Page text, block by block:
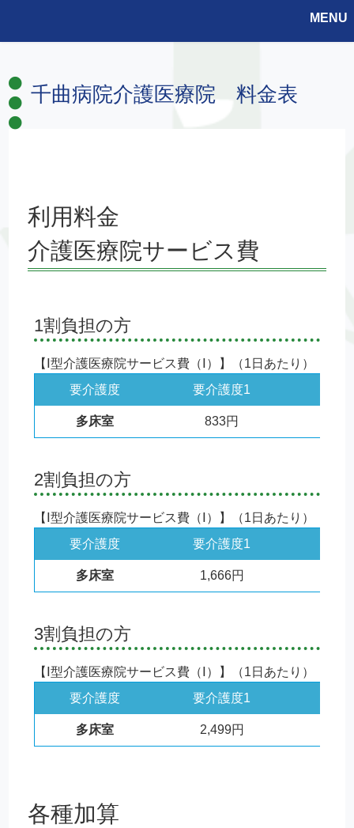
MENU
千曲病院介護医療院 料金表
利用料金
介護医療院サービス費
1割負担の方
【Ⅰ型介護医療院サービス費（Ⅰ）】（1日あたり）
要介護度
要介護度1
多床室 833円
2割負担の方
【Ⅰ型介護医療院サービス費（Ⅰ）】（1日あたり）
要介護度
要介護度1
多床室 1,666円
3割負担の方
【Ⅰ型介護医療院サービス費（Ⅰ）】（1日あたり）
要介護度
要介護度1
多床室 2,499円
各種加算